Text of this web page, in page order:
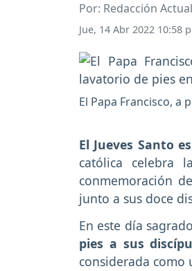
Por: Redacción
Jue, 14 Abr 2022 10:58
El Papa Francisco,
El Jueves Santo
católica celebra
conmemoración
junto a sus doce
En este día
pies a sus
considerada